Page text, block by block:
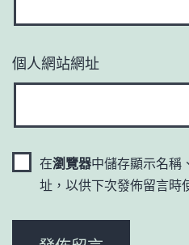
個人網站網址
在瀏覽器中儲存顯示名稱
址，以供下次發佈留言時